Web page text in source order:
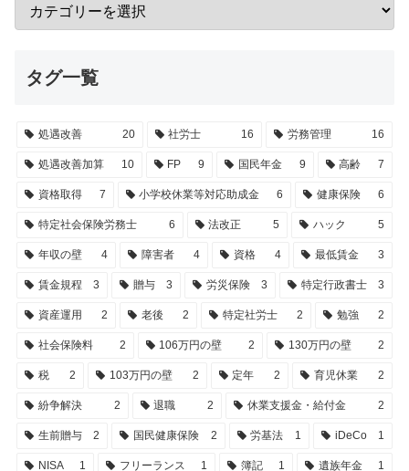
タグ一覧
処遇改善 20 社労士 16 労務管理 16
処遇改善加算 10 FP 9 国民年金 9 高齢 7
資格取得 7 小学校休業等対応助成金 6 健康保険 6
特定社会保険労務士 6 法改正 5 ハック 5
年収の壁 4 障害者 4 資格 4 最低賃金 3
賃金規程 3 贈与 3 労災保険 3 特定行政書士 3
資産運用 2 老後 2 特定社労士 2 勉強 2
社会保険料 2 106万円の壁 2 130万円の壁 2
税 2 103万円の壁 2 定年 2 育児休業 2
紛争解決 2 退職 2 休業支援金・給付金 2
生前贈与 2 国民健康保険 2 労基法 1 iDeCo 1
NISA 1 フリーランス 1 簿記 1 遺族年金 1